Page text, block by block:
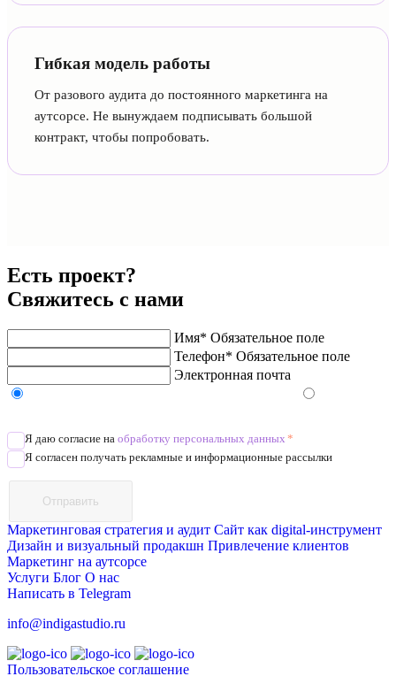
Гибкая модель работы
От разового аудита до постоянного маркетинга на
аутсорсе. Не вынуждаем подписывать большой
контракт, чтобы попробовать.
Есть проект?
Свяжитесь с нами
Имя* Обязательное поле
Телефон* Обязательное поле
Электронная почта
Я даю согласие на обработку персональных данных *
Я согласен получать рекламные и информационные рассылки
Отправить
Маркетинговая стратегия и аудит Сайт как digital-инструмент
Дизайн и визуальный продакшн Привлечение клиентов
Маркетинг на аутсорсе
Услуги Блог О нас
Написать в Telegram
info@indigastudio.ru
Пользовательское соглашение